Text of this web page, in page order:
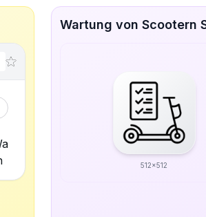
Wartung von Scootern
512x512